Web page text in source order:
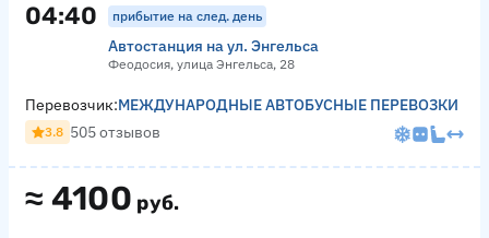
04:40 прибытие на след. день
Автостанция на ул. Энгельса
Феодосия, улица Энгельса, 28
≈ 4100 руб.
Перевозчик:МЕЖДУНАРОДНЫЕ АВТОБУСНЫЕ ПЕРЕВОЗКИ
3.8 505 отзывов